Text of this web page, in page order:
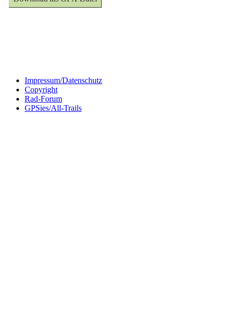
Impressum/Datenschutz
Copyright
Rad-Forum
GPSies/All-Trails